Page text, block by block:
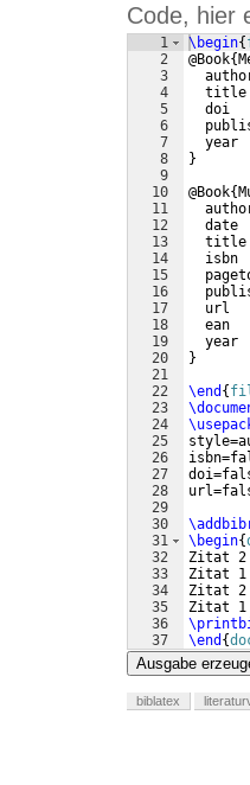
Code, hier
1
2
3
4
5
6
7
8
9
10
11
12
13
14
15
16
17
18
19
20
21
22
23
24
25
26
27
28
29
30
31
32
33
34
35
36
37
\begin{
@Book{
title
doi
year
}
@Book{
date
title
isbn
url
ean
year
}
\end {
\begin{
Zitat 2
Zitat
Zitat 2
Zitat 1
\end {
Ausgabe
biblatex